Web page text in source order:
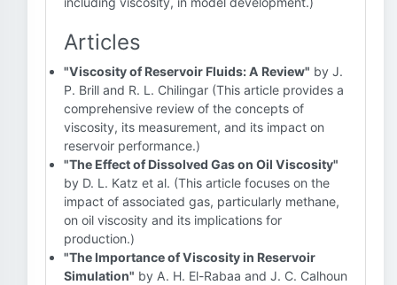
Articles
"Viscosity of Reservoir Fluids: A Review" by J.
P. Brill and R. L. Chilingar (This article provides a
comprehensive review of the concepts of
viscosity, its measurement, and its impact on
reservoir performance.)
"The Effect of Dissolved Gas on Oil Viscosity"
by D. L. Katz et al. (This article focuses on the
impact of associated gas, particularly methane,
on oil viscosity and its implications for
production.)
"The Importance of Viscosity in Reservoir
Simulation" by A. H. El-Rabaa and J. C. Calhoun